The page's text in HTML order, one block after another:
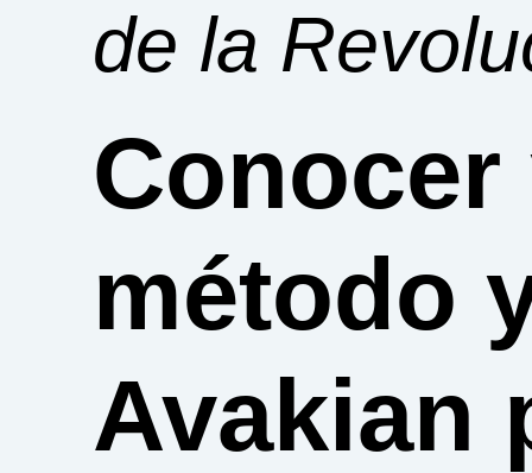
de la
método
Avakian